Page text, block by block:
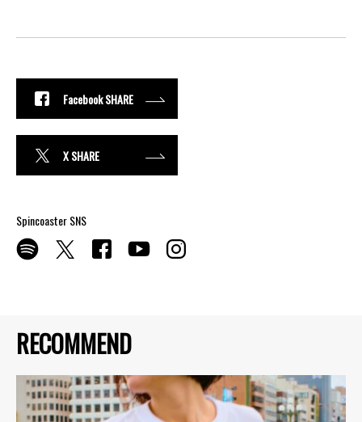
RECOMMEND
Facebook SHARE
X SHARE
Spincoaster SNS